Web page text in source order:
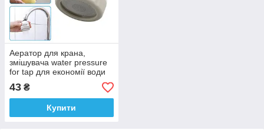
Аератор для крана,
змішувача water pressure
for tap для економії води
43 ₴
Купити